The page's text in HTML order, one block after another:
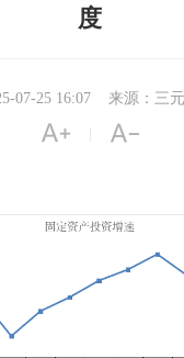
度
07-25 16:07 来源：三
 